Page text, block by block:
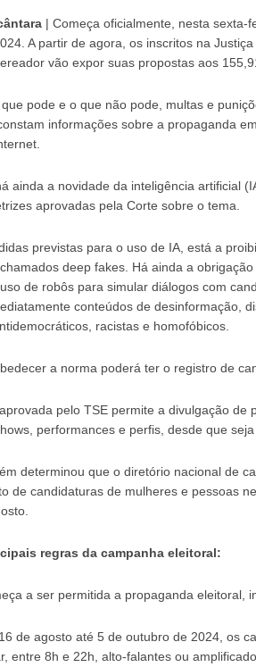
| Começa oficialmente, nesta sexta-
A partir de agora, os inscritos na
vão expor suas propostas aos
pode e o que não pode, multas e
informações sobre a propaganda
ainda a novidade da inteligência artificial
aprovadas pela Corte sobre o tema.
previstas para o uso de IA, está a
deep fakes. Há ainda a
de robôs para simular diálogos com
conteúdos de desinformação,
racistas e homofóbicos.
a norma poderá ter o registro de
pelo TSE permite a divulgação
performances e perfis, desde que
determinou que o diretório nacional de
de candidaturas de mulheres e pessoas
regras da campanha eleitoral:
a ser permitida a propaganda eleitoral,
de agosto até 5 de outubro de 2024, os
entre 8h e 22h, alto-falantes ou